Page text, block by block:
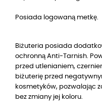
Posiada logowaną metkę.
Biżuteria posiada
ochronną Anti-Tarnish.
przed utlenianiem,
biżuterię przed
kosmetyków, pozwalając
bez zmiany jej koloru.